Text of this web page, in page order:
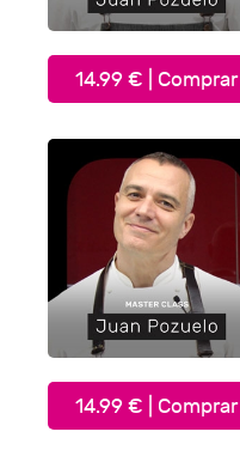
14.99 € | Comprar
14.99 € | Comprar